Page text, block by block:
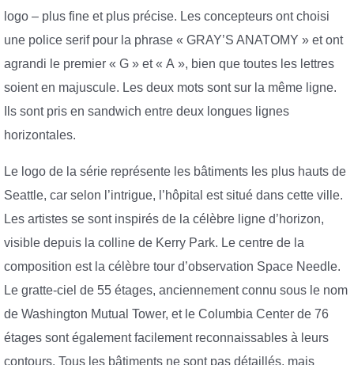
logo – plus fine et plus précise. Les concepteurs ont choisi
une police serif pour la phrase « GRAY’S ANATOMY » et ont
agrandi le premier « G » et « A », bien que toutes les lettres
soient en majuscule. Les deux mots sont sur la même ligne.
Ils sont pris en sandwich entre deux longues lignes
horizontales.
Le logo de la série représente les bâtiments les plus hauts de
Seattle, car selon l’intrigue, l’hôpital est situé dans cette ville.
Les artistes se sont inspirés de la célèbre ligne d’horizon,
visible depuis la colline de Kerry Park. Le centre de la
composition est la célèbre tour d’observation Space Needle.
Le gratte-ciel de 55 étages, anciennement connu sous le nom
de Washington Mutual Tower, et le Columbia Center de 76
étages sont également facilement reconnaissables à leurs
contours. Tous les bâtiments ne sont pas détaillés, mais